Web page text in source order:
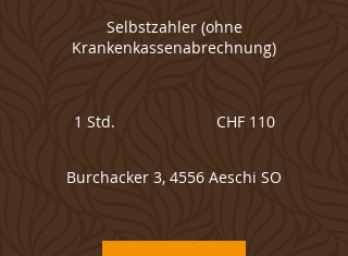
Selbstzahler (ohne
Krankenkassenabrechnung)
1 Std.
d
CHF 110
Burchacker 3, 4556 Aeschi SO